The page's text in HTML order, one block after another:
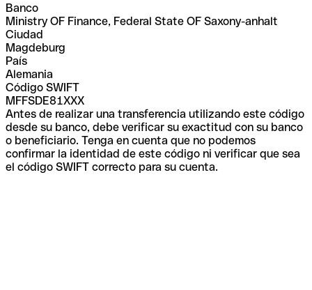
Banco
Ministry OF Finance, Federal State OF Saxony-anhalt
Ciudad
Magdeburg
País
Alemania
Código SWIFT
MFFSDE81XXX
Antes de realizar una transferencia utilizando este código
desde su banco, debe verificar su exactitud con su banco
o beneficiario. Tenga en cuenta que no podemos
confirmar la identidad de este código ni verificar que sea
el código SWIFT correcto para su cuenta.